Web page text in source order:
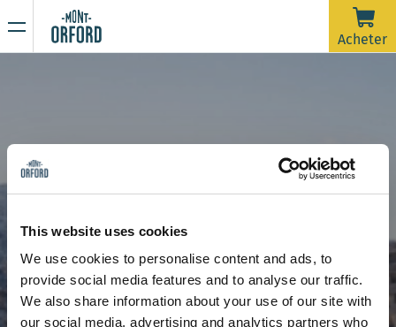
This website uses cookies
We use cookies to personalise content and ads, to
provide social media features and to analyse our traffic.
We also share information about your use of our site with
our social media, advertising and analytics partners who
Acheter
Randonnée alpine
La saison 2025-26 est officiellement terminée.
Malheureusement, avec la pluie de la dernière semaine et
prévue jusqu'à samedi matin, les pistes nécessiteraient
grand merci à tous les skieurs qui nous ont accompagnés
durant ces plus de 120 jours d'ouverture cette saison.
maintenant fermée à toute activité sportive incluant la
Restez à l’affût de nos prochaines communications pour
connaître la date d’ouverture de la saison estivale de
randonnée.
Merci de votre compréhension et à l'an prochain !